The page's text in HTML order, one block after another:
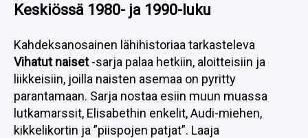
Keskiössä 1980- ja 1990-luku
Kahdeksanosainen lähihistoriaa tarkasteleva
Vihatut naiset-sarja palaa hetkiin, aloitteisiin ja
liikkeisiin, joilla naisten asemaa on pyritty
parantamaan. Sarja nostaa esiin muun muassa
lutkamarssit, Elisabethin enkelit, Audi-miehen,
kikkelikortin ja ”piispojen patjat”. Laaja